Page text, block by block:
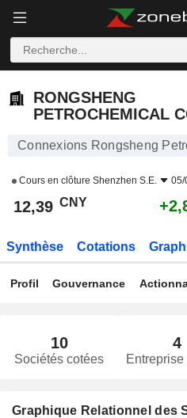
RONGSHENG
PETROCHEMICAL
Connexions Rongsheng
Cours en clôture Shenzhen S.E. 05/
12,39 CNY
Synthèse Cotations
Profil Gouvernance
10
Sociétés cotées
4
Graphique Relationnel des